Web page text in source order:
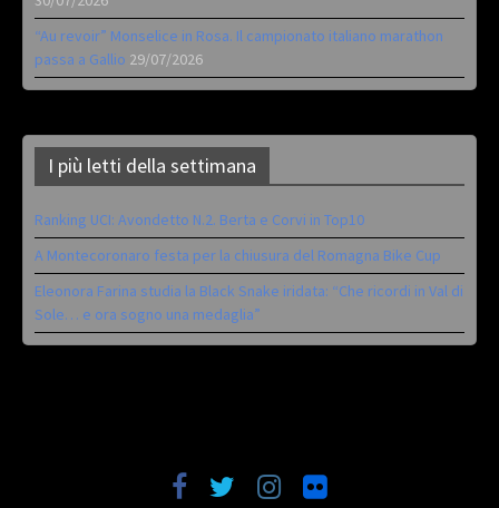
“Au revoir” Monselice in Rosa. Il campionato italiano marathon
passa a Gallio 29/07/2026
I più letti della settimana
Ranking UCI: Avondetto N.2. Berta e Corvi in Top10
A Montecoronaro festa per la chiusura del Romagna Bike Cup
Eleonora Farina studia la Black Snake iridata: “Che ricordi in Val di
Sole… e ora sogno una medaglia”